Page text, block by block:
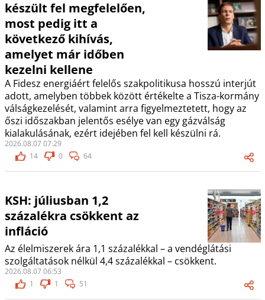
készült fel megfelelően,
most pedig itt a
következő kihívás,
amelyet már időben
kezelni kellene
A Fidesz energiáért felelős szakpolitikusa hosszú interjút
adott, amelyben többek között értékelte a Tisza-kormány
válságkezelését, valamint arra figyelmeztetett, hogy az
őszi időszakban jelentős esélye van egy gázválság
kialakulásának, ezért idejében fel kell készülni rá.
2026.08.07 07:29
14
0 64
KSH: júliusban 1,2
százalékra csökkent az
infláció
Az élelmiszerek ára 1,1 százalékkal – a vendéglátási
szolgáltatások nélkül 4,4 százalékkal – csökkent.
2026.08.07 06:53
1
1 51